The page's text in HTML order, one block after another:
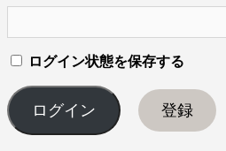
ログイン状態を保存する
登録